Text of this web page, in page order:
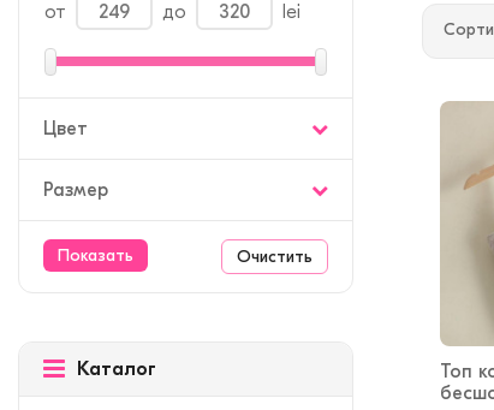
Топ
от до lei
Цвет
Размер
Очистить
Каталог